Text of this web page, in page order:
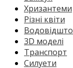
Хризантеми
Різні квіти
3D моделі
Транспорт
Силуети